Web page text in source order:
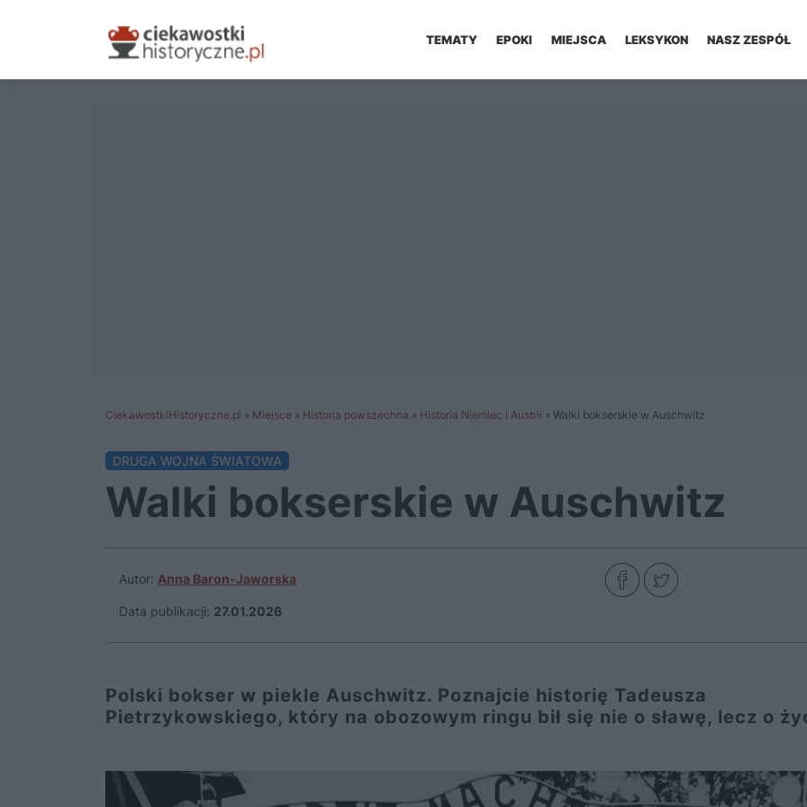
TEMATY EPOKI MIEJSCA LEKSYKON NASZ ZESPÓŁ
CiekawostkiHistoryczne.pl » Miejsce » Historia powszechna » Historia Niemiec i Austrii » Walki bokserskie w Auschwitz
DRUGA WOJNA ŚWIATOWA
Walki bokserskie w Auschwitz
Autor: Anna Baron-Jaworska
Data publikacji: 27.01.2026
Polski bokser w piekle Auschwitz. Poznajcie historię Tadeusza
Pietrzykowskiego, który na obozowym ringu bił się nie o sławę, lecz o